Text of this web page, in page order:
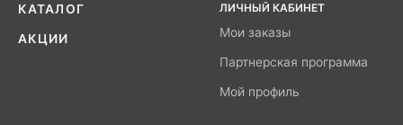
КАТАЛОГ
АКЦИИ
ЛИЧНЫЙ КАБИНЕТ
Мои заказы
Партнерская программа
Мой профиль